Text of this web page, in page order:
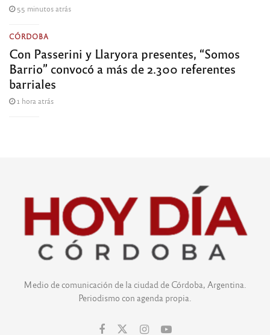
55 minutos atrás
CÓRDOBA
Con Passerini y Llaryora presentes, “Somos
Barrio” convocó a más de 2.300 referentes
barriales
1 hora atrás
Medio de comunicación de la ciudad de Córdoba, Argentina.
Periodismo con agenda propia.